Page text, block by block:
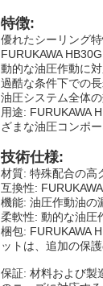
特徴:
優れたシーリング
FURUKAWA
動的な油圧作動に
過酷な条件下での
油圧システム全体
用途: FURUKAWA
ざまな油圧コンポ
技術仕様:
材質: 特殊配合の高
互換性:
機能: 油圧作動油の
柔軟性: 動的な油圧
梱包: FURUKAWA
ットは、追加の保
保証: 材料および製